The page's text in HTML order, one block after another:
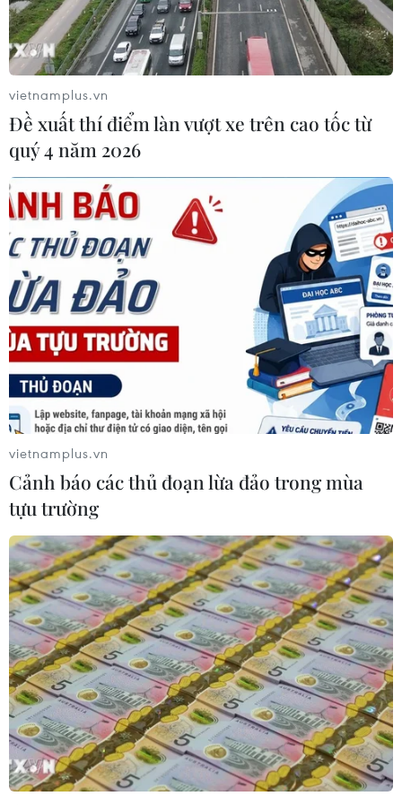
07/08/2026 04:29
Anh - Góc tham chiếu cho
Việt Nam
07/08/2026 04:08
trong điều trị ung thư gan
di căn
07/08/2026 04:05
Nga thoái vốn nhà nước
khỏi Sân bay Quốc tế
Sheremetyevo
07/08/2026 00:22
Nga thông báo tấn công
căn cứ ngầm của Ukraine
Tây Ban Nha: 100 người
thiệt mạng trong vụ vượt
biển ồ ạt vào Ceuta
06/08/2026 16:03
Đức tuyên án chung thân
đối tượng gây vụ lao xe vào
đám đông ở Munich
06/08/2026 15:57
vietnamplus.vn
Đề xuất thí điểm làn vượt xe trên cao tốc từ
quý 4 năm 2026
vietnamplus.vn
Cảnh báo các thủ đoạn lừa đảo trong mùa
tựu trường